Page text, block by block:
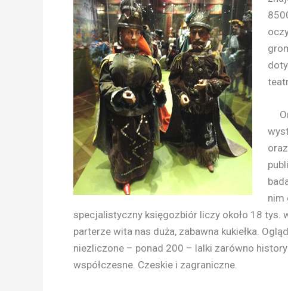
nim
specjalistyczny księgozbiór liczy około 18 tys.
parterze wita nas duża, zabawna kukiełka.
niezliczone – ponad 200 – lalki zarówno
współczesne. Czeskie i zagraniczne.